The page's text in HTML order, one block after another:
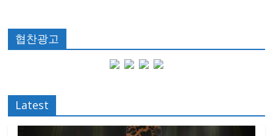
협찬광고
Latest